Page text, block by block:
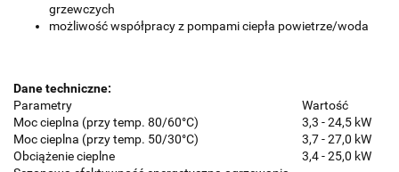
grzewczych
możliwość współpracy z pompami ciepła powietrze/woda
Dane techniczne:
Parametry
Wartość
Moc cieplna (przy temp. 80/60°C)
3,3 - 24,5 kW
Moc cieplna (przy temp. 50/30°C)
3,7 - 27,0 kW
Obciążenie cieplne
3,4 - 25,0 kW